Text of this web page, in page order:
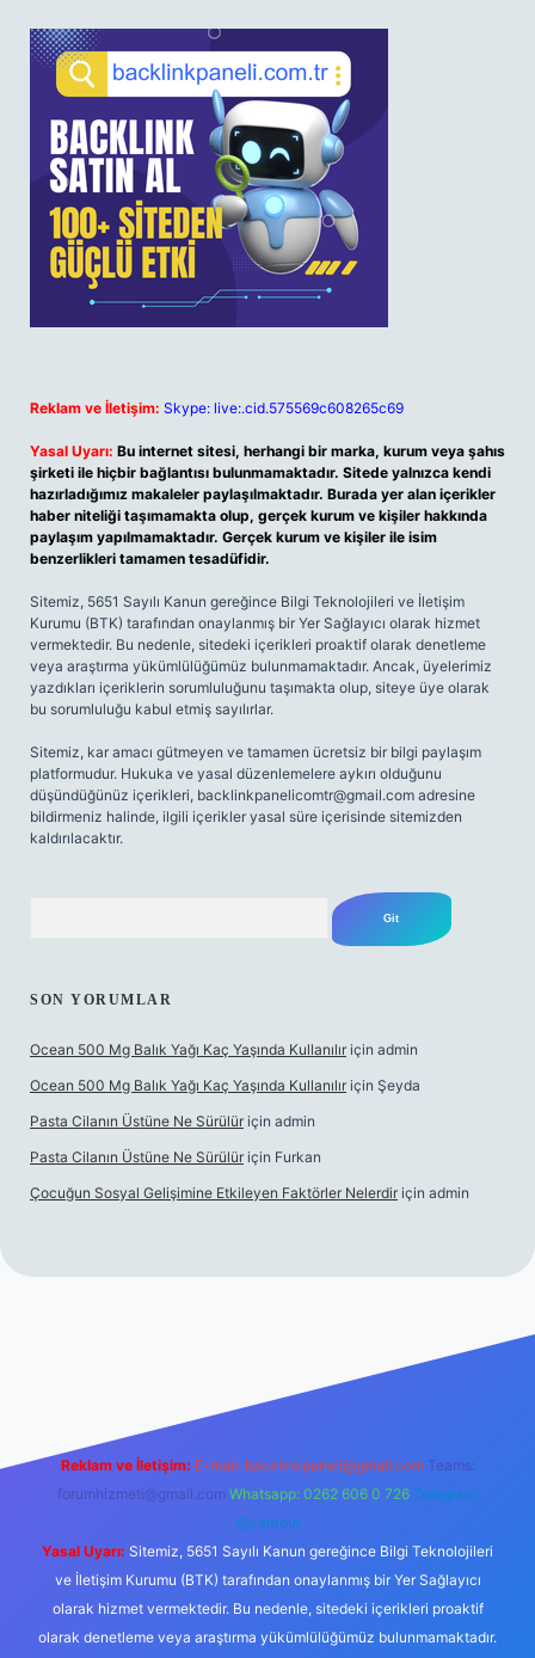
Reklam ve İletişim: Skype: live:.cid.575569c608265c69
Yasal Uyarı: Bu internet sitesi, herhangi bir marka, kurum veya şahıs
şirketi ile hiçbir bağlantısı bulunmamaktadır. Sitede yalnızca kendi
hazırladığımız makaleler paylaşılmaktadır. Burada yer alan içerikler
haber niteliği taşımamakta olup, gerçek kurum ve kişiler hakkında
paylaşım yapılmamaktadır. Gerçek kurum ve kişiler ile isim
benzerlikleri tamamen tesadüfidir.
Sitemiz, 5651 Sayılı Kanun gereğince Bilgi Teknolojileri ve İletişim
Kurumu (BTK) tarafından onaylanmış bir Yer Sağlayıcı olarak hizmet
vermektedir. Bu nedenle, sitedeki içerikleri proaktif olarak denetleme
veya araştırma yükümlülüğümüz bulunmamaktadır. Ancak, üyelerimiz
yazdıkları içeriklerin sorumluluğunu taşımakta olup, siteye üye olarak
bu sorumluluğu kabul etmiş sayılırlar.
Sitemiz, kar amacı gütmeyen ve tamamen ücretsiz bir bilgi paylaşım
platformudur. Hukuka ve yasal düzenlemelere aykırı olduğunu
düşündüğünüz içerikleri, backlinkpanelicomtr@gmail.com adresine
bildirmeniz halinde, ilgili içerikler yasal süre içerisinde sitemizden
kaldırılacaktır.
SON YORUMLAR
Ocean 500 Mg Balık Yağı Kaç Yaşında Kullanılır için admin
Ocean 500 Mg Balık Yağı Kaç Yaşında Kullanılır için Şeyda
Pasta Cilanın Üstüne Ne Sürülür için admin
Pasta Cilanın Üstüne Ne Sürülür için Furkan
Çocuğun Sosyal Gelişimine Etkileyen Faktörler Nelerdir için admin
Reklam ve İletişim: E-mail: backlinkpaneli@gmail.com Teams:
forumhizmeti@gmail.com Whatsapp: 0262 606 0 726 Telegram:
@karabul
Yasal Uyarı: Sitemiz, 5651 Sayılı Kanun gereğince Bilgi Teknolojileri
ve İletişim Kurumu (BTK) tarafından onaylanmış bir Yer Sağlayıcı
olarak hizmet vermektedir. Bu nedenle, sitedeki içerikleri proaktif
olarak denetleme veya araştırma yükümlülüğümüz bulunmamaktadır.